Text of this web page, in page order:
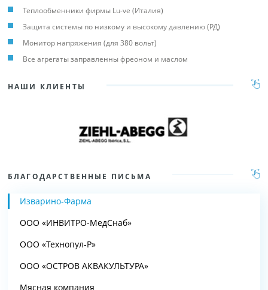
Теплообменники фирмы Lu-ve (Италия)
Защита системы по низкому и высокому давлению (РД)
Монитор напряжения (для 380 вольт)
Все агрегаты заправленны фреоном и маслом
НАШИ КЛИЕНТЫ
БЛАГОДАРСТВЕННЫЕ ПИСЬМА
Изварино-Фарма
ООО «ИНВИТРО-МедСнаб»
ООО «Технопул-Р»
ООО «ОСТРОВ АКВАКУЛЬТУРА»
Мясная компания